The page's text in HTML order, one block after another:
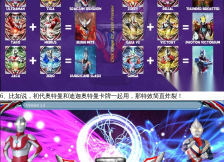
6、比如说，初代奥特曼和迪迦奥特曼卡牌一起用，那特效简直炸裂！